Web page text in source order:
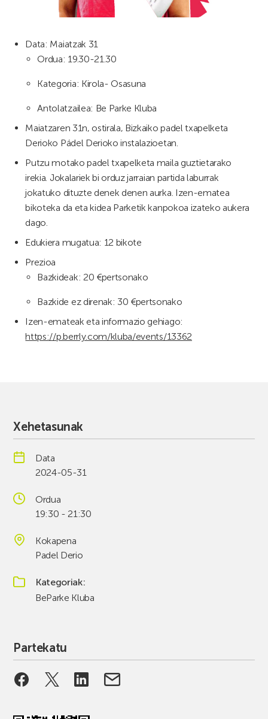
Data: Maiatzak 31
Ordua: 19.30-21.30
Kategoria: Kirola- Osasuna
Antolatzailea: Be Parke Kluba
Maiatzaren 31n, ostirala, Bizkaiko padel txapelketa
Derioko Pádel Derioko instalazioetan.
Putzu motako padel txapelketa maila guztietarako
irekia. Jokalariek bi orduz jarraian partida laburrak
jokatuko dituzte denek denen aurka. Izen-ematea
bikoteka da eta kidea Parketik kanpokoa izateko aukera
dago.
Edukiera mugatua: 12 bikote
Prezioa
Bazkideak: 20 €pertsonako
Bazkide ez direnak: 30 €pertsonako
Izen-emateak eta informazio gehiago:
https://p.berrly.com/kluba/events/13362
Xehetasunak
Data
2024-05-31
Ordua
19:30 - 21:30
Kokapena
Padel Derio
Kategoriak
BeParke Kluba
Partekatu